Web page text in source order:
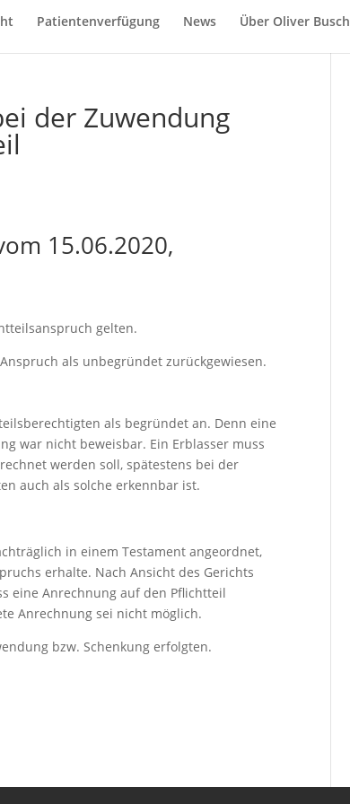
Patientenverfügung News Über Oliver Busch
der Zuwendung
15.06.2020,
gelten.
als unbegründet zurückgewiesen.
als begründet an. Denn eine
war nicht beweisbar. Ein Erblasser muss
werden soll, spätestens bei der
auch als solche erkennbar ist.
in einem Testament angeordnet,
erhalte. Nach Ansicht des Gerichts
eine Anrechnung auf den Pflichtteil
Anrechnung sei nicht möglich.
bzw. Schenkung erfolgten.